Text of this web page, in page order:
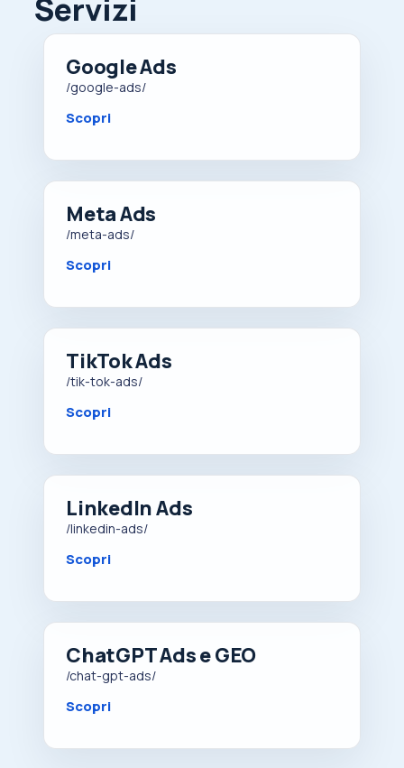
Servizi
Google Ads
/google-ads/
Scopri
Meta Ads
/meta-ads/
Scopri
TikTok Ads
/tik-tok-ads/
Scopri
LinkedIn Ads
/linkedin-ads/
Scopri
ChatGPT Ads e GEO
/chat-gpt-ads/
Scopri